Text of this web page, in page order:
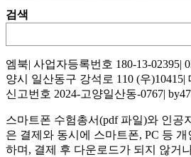
검색
엠북| 사업자등록번호 180-13-02395|
양시 일산동구 강석로 110 (우
신고번호 2024-고양일산동-0767|
스마트폰 수험총서(pdf 파일)와 인공
은 결제와 동시에 스마트폰, PC 등
하며, 결제 후 다운로드가 되지 않거